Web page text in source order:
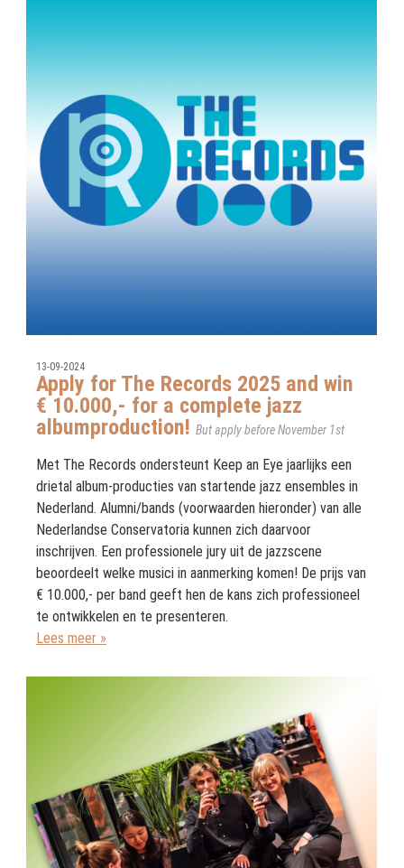
13-09-2024
Apply for The Records 2025 and win
€ 10.000,- for a complete jazz
albumproduction! But apply before November 1st
Met The Records ondersteunt Keep an Eye jaarlijks een
drietal album-producties van startende jazz ensembles in
Nederland. Alumni/bands (voorwaarden hieronder) van alle
Nederlandse Conservatoria kunnen zich daarvoor
inschrijven. Een professionele jury uit de jazzscene
beoordeelt welke musici in aanmerking komen! De prijs van
€ 10.000,- per band geeft hen de kans zich professioneel
te ontwikkelen en te presenteren.
Lees meer »